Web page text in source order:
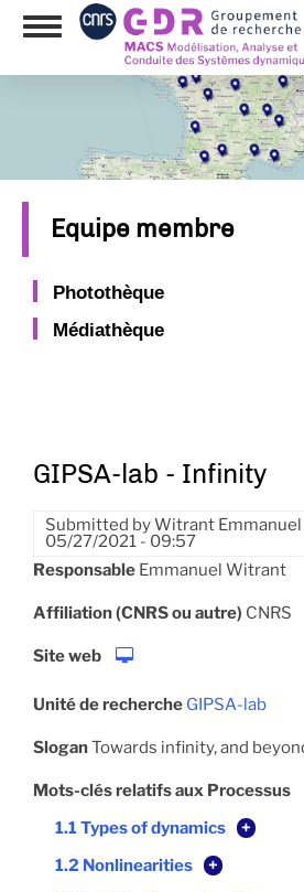
Skip
Toggle
Equipe membre
Photothèque
Médiathèque
GIPSA-lab - Infinity
Submitted byWitrant Emmanuel
05/27/2021 - 09:57
Responsable Emmanuel Witrant
Affiliation (CNRS ou autre) CNRS
Site web
Unité de recherche GIPSA-lab
SloganTowards infinity, and
Mots-clés relatifs aux Processus
1.1 Types of dynamics
+
1.2 Nonlinearities
+